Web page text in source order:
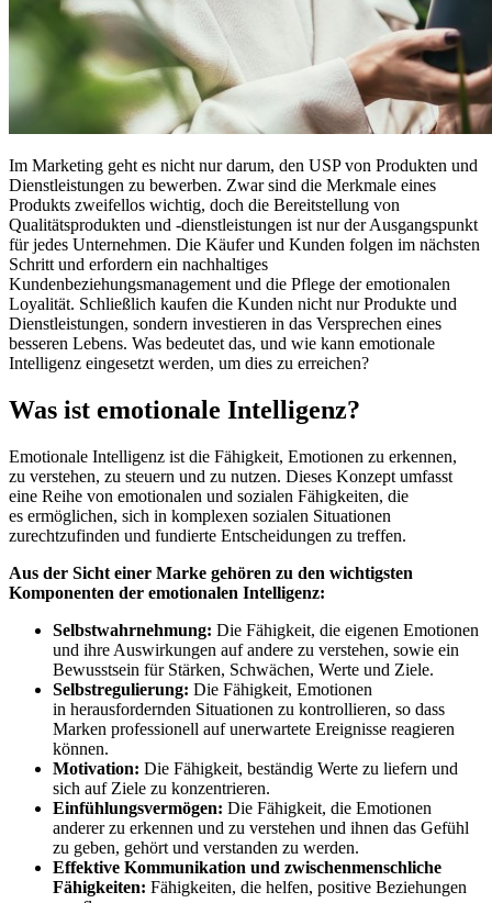
Im Marketing geht es nicht nur darum, den USP von Produkten und
Dienstleistungen zu bewerben. Zwar sind die Merkmale eines
Produkts zweifellos wichtig, doch die Bereitstellung von
Qualitätsprodukten und -dienstleistungen ist nur der Ausgangspunkt
für jedes Unternehmen. Die Käufer und Kunden folgen im nächsten
Schritt und erfordern ein nachhaltiges
Kundenbeziehungsmanagement und die Pflege der emotionalen
Loyalität. Schließlich kaufen die Kunden nicht nur Produkte und
Dienstleistungen, sondern investieren in das Versprechen eines
besseren Lebens. Was bedeutet das, und wie kann emotionale
Intelligenz eingesetzt werden, um dies zu erreichen?
Was ist emotionale Intelligenz?
Emotionale Intelligenz ist die Fähigkeit, Emotionen zu erkennen,
zu verstehen, zu steuern und zu nutzen. Dieses Konzept umfasst
eine Reihe von emotionalen und sozialen Fähigkeiten, die
es ermöglichen, sich in komplexen sozialen Situationen
zurechtzufinden und fundierte Entscheidungen zu treffen.
Aus der Sicht einer Marke gehören zu den wichtigsten
Komponenten der emotionalen Intelligenz:
Selbstwahrnehmung: Die Fähigkeit, die eigenen Emotionen
und ihre Auswirkungen auf andere zu verstehen, sowie ein
Bewusstsein für Stärken, Schwächen, Werte und Ziele.
Selbstregulierung: Die Fähigkeit, Emotionen
in herausfordernden Situationen zu kontrollieren, so dass
Marken professionell auf unerwartete Ereignisse reagieren
können.
Motivation: Die Fähigkeit, beständig Werte zu liefern und
sich auf Ziele zu konzentrieren.
Einfühlungsvermögen: Die Fähigkeit, die Emotionen
anderer zu erkennen und zu verstehen und ihnen das Gefühl
zu geben, gehört und verstanden zu werden.
Effektive Kommunikation und zwischenmenschliche
Fähigkeiten: Fähigkeiten, die helfen, positive Beziehungen